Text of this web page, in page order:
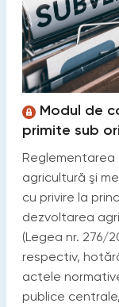
Modul de
primite sub
agricultură şi
cu privire la
dezvoltarea
(Legea nr. 276/
respectiv,
actele
publice